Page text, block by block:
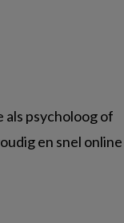
als psycholoog of
en snel online